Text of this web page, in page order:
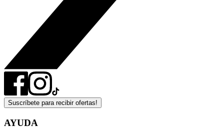
Suscríbete para recibir ofertas!
AYUDA